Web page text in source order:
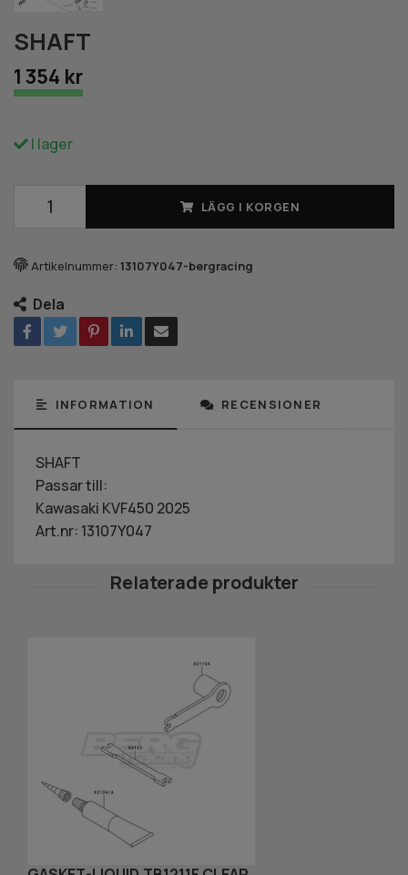
SHAFT
1 354 kr
I lager
LÄGG I KORGEN
Artikelnummer: 13107Y047-bergracing
Dela
INFORMATION RECENSIONER
SHAFT
Passar till:
Kawasaki KVF450 2025
Art.nr: 13107Y047